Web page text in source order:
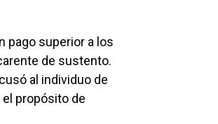
pago superior a los
de sustento.
al individuo de
propósito de